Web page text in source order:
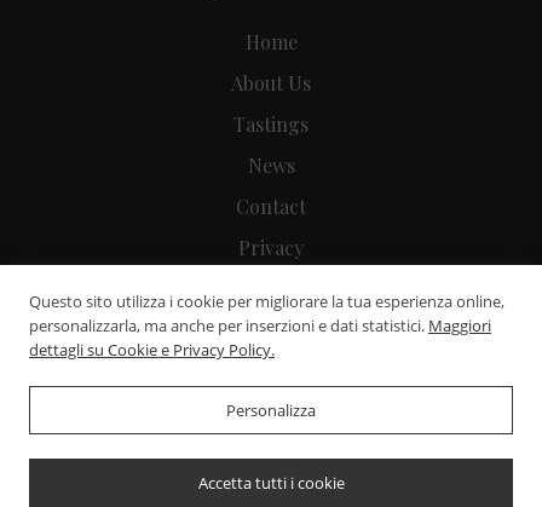
Home
About Us
Tastings
News
Contact
Privacy
Preferenze Cookie
Powered byWebDesignProduction
Questo sito utilizza i cookie per migliorare la tua esperienza online,
personalizzarla, ma anche per inserzioni e dati statistici. Maggiori
dettagli su Cookie e Privacy Policy.
Personalizza
Accetta tutti i cookie